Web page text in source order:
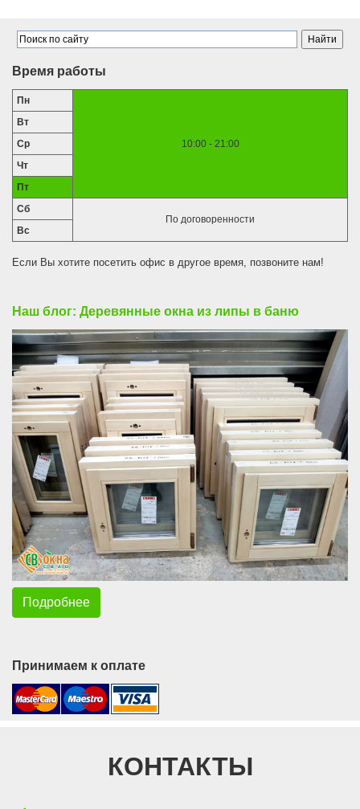
Время работы
Пн
10:00 - 21:00
Вт
Ср
Чт
Пт
Сб
По договоренности
Вс
Если Вы хотите посетить офис в другое время, позвоните нам!
Наш блог: Деревянные окна из липы в баню
Подробнее
Принимаем к оплате
КОНТАКТЫ